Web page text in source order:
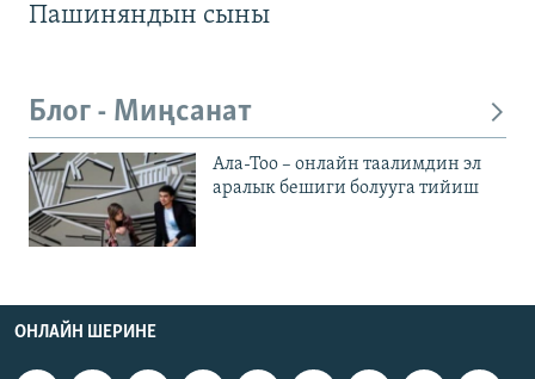
Пашиняндын сыны
Блог - Миңсанат
Ала-Тоо – онлайн таалимдин эл
аралык бешиги болууга тийиш
ОНЛАЙН ШЕРИНЕ